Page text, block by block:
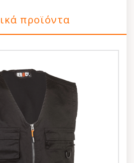
προϊόντα